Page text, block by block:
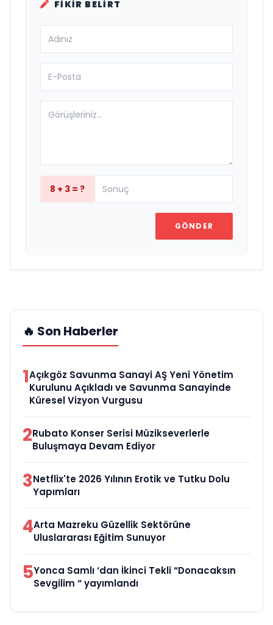
FIKIR BELIRT
8 + 3 = ?
GÖNDER
🔥 Son Haberler
1Açıkgöz Savunma Sanayi AŞ Yeni Yönetim
Kurulunu Açıkladı ve Savunma Sanayinde
Küresel Vizyon Vurgusu
2Rubato Konser Serisi Müzikseverlerle
Buluşmaya Devam Ediyor
3Netflix'te 2026 Yılının Erotik ve Tutku Dolu
Yapımları
4Arta Mazreku Güzellik Sektörüne
Uluslararası Eğitim Sunuyor
5Yonca Samlı ‘dan İkinci Tekli “Donacaksın
Sevgilim “ yayımlandı